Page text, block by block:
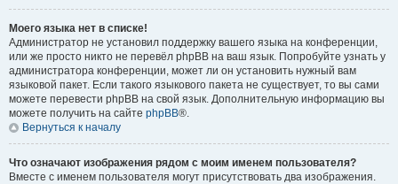
Моего языка нет в списке!
Администратор не установил поддержку вашего языка на конференции,
или же просто никто не перевёл phpBB на ваш язык. Попробуйте узнать у
администратора конференции, может ли он установить нужный вам
языковой пакет. Если такого языкового пакета не существует, то вы сами
можете перевести phpBB на свой язык. Дополнительную информацию вы
можете получить на сайте phpBB®.
Вернуться к началу
Что означают изображения рядом с моим именем пользователя?
Вместе с именем пользователя могут присутствовать два изображения.